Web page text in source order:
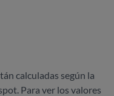
calculadas según la
Para ver los valores